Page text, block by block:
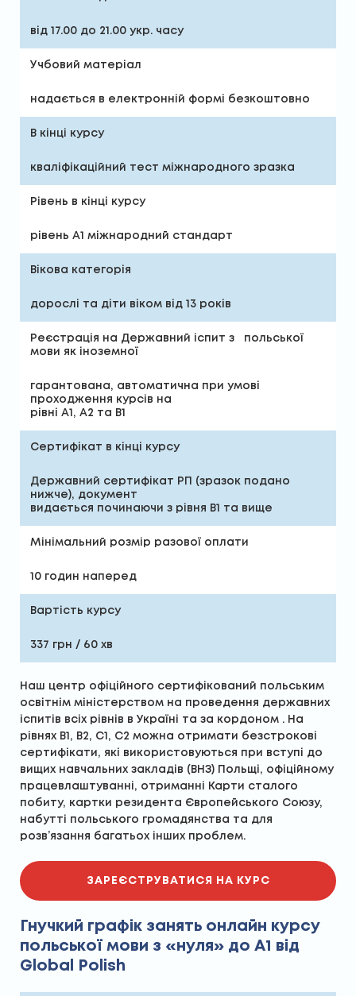
від 17.00 до 21.00 укр. часу
Учбовий матеріал
надається в електронній формі безкоштовно
В кінці курсу
кваліфікаційний тест міжнародного зразка
Рівень в кінці курсу
рівень А1 міжнародний стандарт
Вікова категорія
дорослі та діти віком від 13 років
Реєстрація на Державний іспит з польської
мови як іноземної
гарантована, автоматична при умові
проходження курсів на
рівні А1, А2 та В1
Сертифікат в кінці курсу
Державний сертифікат РП (зразок подано
нижче), документ
видається починаючи з рівня В1 та вище
Мінімальний розмір разової оплати
10 годин наперед
Вартість курсу
337 грн / 60 хв
Наш центр офіційного сертифікований польським
освітнім міністерством на проведення державних
іспитів всіх рівнів в Україні та за кордоном . На
рівнях В1, В2, С1, С2 можна отримати безстрокові
сертифікати, які використовуються при вступі до
вищих навчальних закладів (ВНЗ) Польщі, офіційному
працевлаштуванні, отриманні Карти сталого
побиту, картки резидента Європейського Союзу,
набутті польського громадянства та для
розв’язання багатьох інших проблем.
ЗАРЕЄСТРУВАТИСЯ НА КУРС
Гнучкий графік занять онлайн курсу
польської мови з «нуля» до А1 від
Global Polish